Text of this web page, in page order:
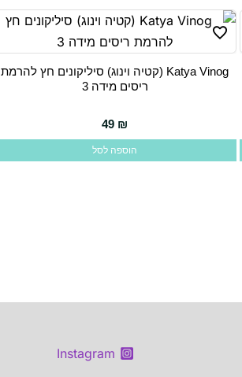
Katya Vinog (קטיה וינוג) סיליקונים חץ להרמת
ריסים מידה 3
49 ₪
הוספה לסל
Instagram